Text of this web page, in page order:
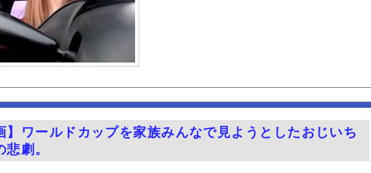
ャンセルすべきか…1万年ぶり史上最大級の火山の兆し＝韓国の反応
が目の前にいた。私が上に物を投げるフリをする → 猫はこうなります…
ってるけど、最近空芯菜が評価され過ぎだと思う！！！！！
岡、こんなのが普通に走ってるｗｗｗｗｗｗｗｗｗｗｗｗｗｗｗｗ
ん、事故（全治4ヶ月半・車は廃車）でぶつけられた相手と付き合ってしまうｗ...
屋行ったらめっちゃ味薄かったんや
森香乃の18歳になりたてピチピチ可愛すぎボディがたまらんち
クマスプレーを誤って噴射してしまい浴びてしまった』トムラウシ山で登山中の...
】ワールドカップを家族みんなで見ようとしたおじいち
悲劇。